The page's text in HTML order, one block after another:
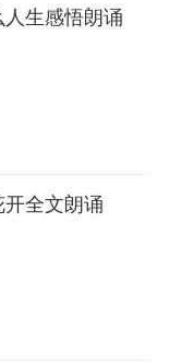
生感悟朗诵
全文朗诵